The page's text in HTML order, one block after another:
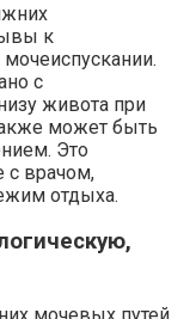
к
с
живота при
может быть
Это
с врачом,
отдыха.